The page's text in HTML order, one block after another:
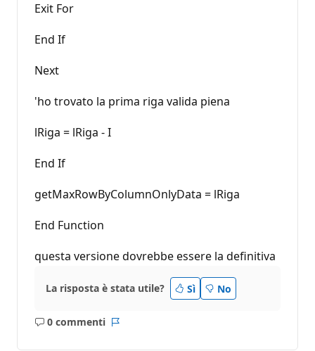
Exit For
End If
Next
'ho trovato la prima riga valida piena
lRiga = lRiga - I
End If
getMaxRowByColumnOnlyData = lRiga
End Function
questa versione dovrebbe essere la definitiva
La risposta è stata utile? Sì No
0 commenti
Nessun
Report